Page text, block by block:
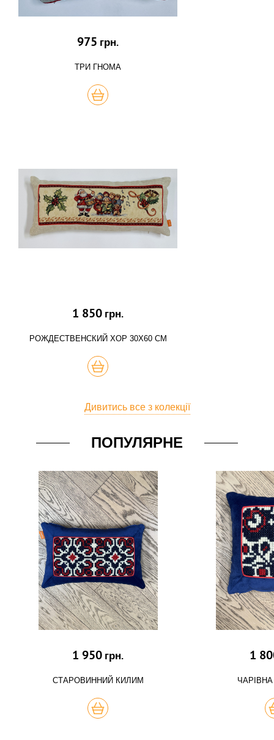
975 грн.
ТРИ ГНОМА
КУПИТЬ
1 850 грн.
РОЖДЕСТВЕНСКИЙ ХОР 30Х60 СМ
КУПИТЬ
Дивитись все з колекції
ПОПУЛЯРНЕ
1 950 грн.
СТАРОВИННИЙ КИЛИМ
КУПИТЬ
1